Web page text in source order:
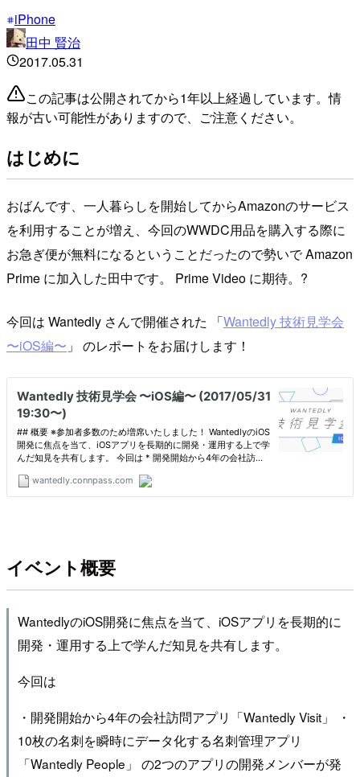
iPhone
田中 賢治
2017.05.31
この記事は公開されてから1年以上経過しています。情
報が古い可能性がありますので、ご注意ください。
はじめに
おばんです、一人暮らしを開始してからAmazonのサービス
を利用することが増え、今回のWWDC用品を購入する際に
お急ぎ便が無料になるということだったので勢いで Amazon
Prime に加入した田中です。 Prime Video に期待。?
今回は Wantedly さんで開催された 「Wantedly 技術見学会
〜iOS編〜 」 のレポートをお届けします！
イベント概要
WantedlyのiOS開発に焦点を当て、iOSアプリを長期的に
開発・運用する上で学んだ知見を共有します。
今回は
・開発開始から4年の会社訪問アプリ「Wantedly Visit」 ・
10枚の名刺を瞬時にデータ化する名刺管理アプリ
「Wantedly People」 の2つのアプリの開発メンバーが発